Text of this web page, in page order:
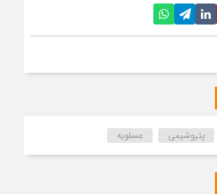
پتروشیمی عسلویه